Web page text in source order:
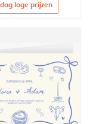
lage prijzen